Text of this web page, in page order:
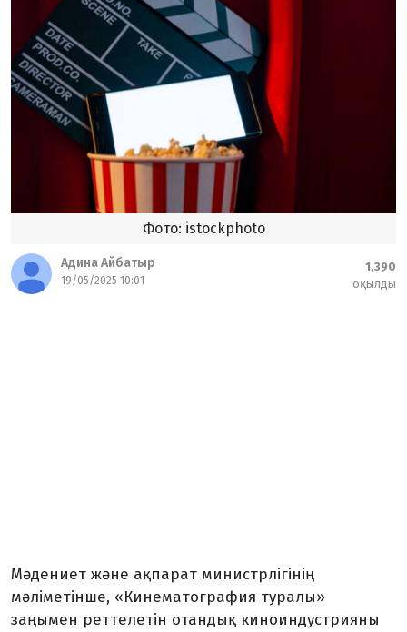
Фото: istockphoto
Адина Айбатыр
19/05/2025 10:01
1,390
оқылды
Мәдениет және ақпарат министрлігінің
мәліметінше, «Кинематография туралы»
заңымен реттелетін отандық киноиндустрияны